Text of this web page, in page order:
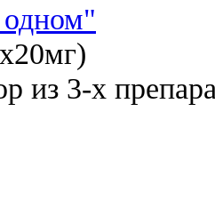
из 3-х